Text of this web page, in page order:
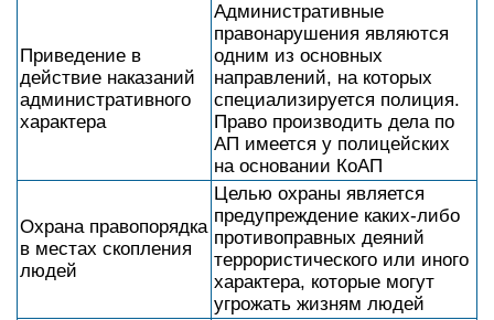
Приведение в
действие наказаний
административного
характера
Административные
правонарушения являются
одним из основных
направлений, на которых
специализируется полиция.
Право производить дела по
АП имеется у полицейских
на основании КоАП
Охрана правопорядка
в местах скопления
людей
Целью охраны является
предупреждение каких-либо
противоправных деяний
террористического или иного
характера, которые могут
угрожать жизням людей